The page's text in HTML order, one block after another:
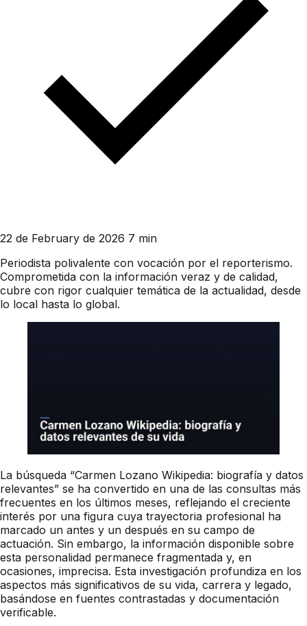
22 de February de 2026 7 min
Periodista polivalente con vocación por el reporterismo.
Comprometida con la información veraz y de calidad,
cubre con rigor cualquier temática de la actualidad, desde
lo local hasta lo global.
La búsqueda “Carmen Lozano Wikipedia: biografía y datos
relevantes” se ha convertido en una de las consultas más
frecuentes en los últimos meses, reflejando el creciente
interés por una figura cuya trayectoria profesional ha
marcado un antes y un después en su campo de
actuación. Sin embargo, la información disponible sobre
esta personalidad permanece fragmentada y, en
ocasiones, imprecisa. Esta investigación profundiza en los
aspectos más significativos de su vida, carrera y legado,
basándose en fuentes contrastadas y documentación
verificable.